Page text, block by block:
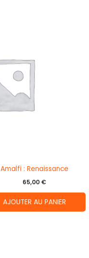
Amalfi : Renaissance
65,00 €
AJOUTER AU PANIER